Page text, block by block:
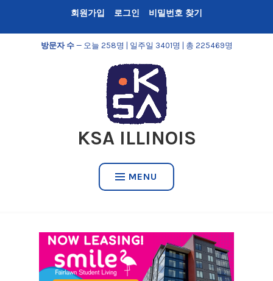
content
회원가입 로그인 비밀번호 찾기
방문자 수— 오늘 258명 | 일주일 3401명 | 총 225469명
KSA ILLINOIS
MENU